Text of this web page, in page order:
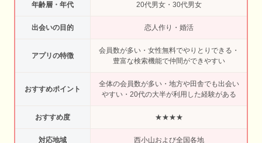
年齢層・年代 20代男女・30代男女
出会いの目的 恋人作り・婚活
アプリの特徴
会員数が多い・女性無料でやりとりできる・
豊富な検索機能で仲間ができやすい
おすすめポイント
全体の会員数が多い・地方や田舎でも出会い
やすい・20代の大半が利用した経験がある
おすすめ度 ★★★★
対応地域 西小山および全国各地